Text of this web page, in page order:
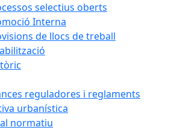
selectius oberts
Interna
de llocs de treball
reguladores i reglaments
urbanística
normatiu